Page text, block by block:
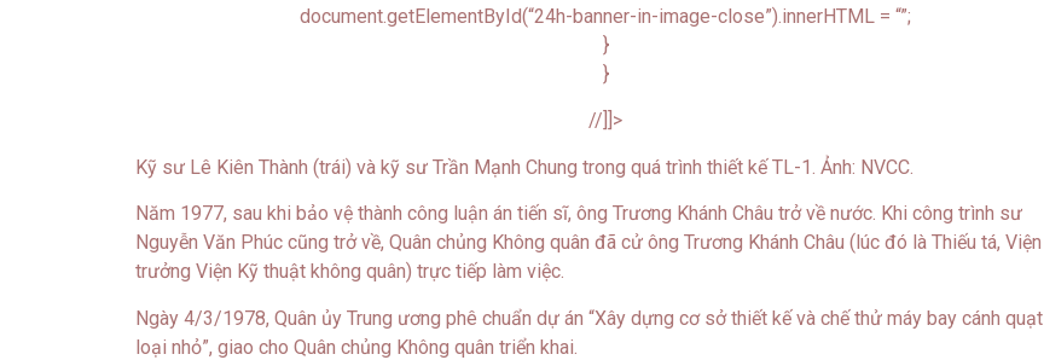
document.getElementById(“24h-banner-in-image-close”).innerHTML = “”;
}
}
//]]>
Kỹ sư Lê Kiên Thành (trái) và kỹ sư Trần Mạnh Chung trong quá trình thiết kế TL-1. Ảnh: NVCC.
Năm 1977, sau khi bảo vệ thành công luận án tiến sĩ, ông Trương Khánh Châu trở về nước. Khi công trình sư
Nguyễn Văn Phúc cũng trở về, Quân chủng Không quân đã cử ông Trương Khánh Châu (lúc đó là Thiếu tá, Viện
trưởng Viện Kỹ thuật không quân) trực tiếp làm việc.
Ngày 4/3/1978, Quân ủy Trung ương phê chuẩn dự án “Xây dựng cơ sở thiết kế và chế thử máy bay cánh quạt
loại nhỏ”, giao cho Quân chủng Không quân triển khai.